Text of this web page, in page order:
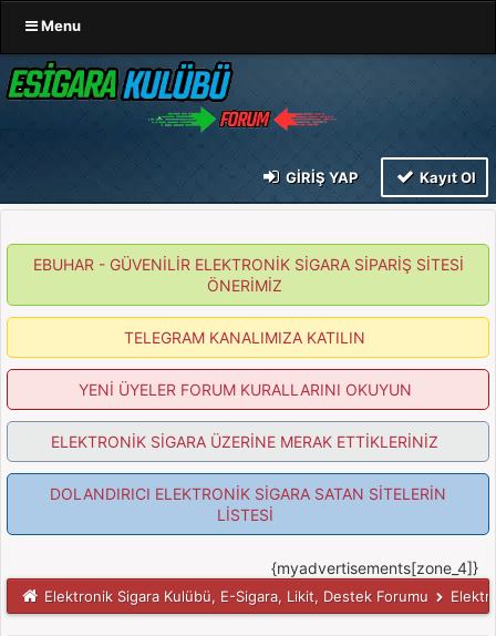
Menu
GIRIŞ YAP Kayıt Ol
EBUHAR - GÜVENİLİR ELEKTRONİK SİGARA SİPARİŞ SİTESİ
ÖNERİMİZ
TELEGRAM KANALIMIZA KATILIN
YENİ ÜYELER FORUM KURALLARINI OKUYUN
ELEKTRONİK SİGARA ÜZERİNE MERAK ETTİKLERİNİZ
DOLANDIRICI ELEKTRONİK SİGARA SATAN SİTELERİN
LİSTESİ
{myadvertisements[zone_4]}
Elektronik Sigara Kulübü, E-Sigara, Likit, Destek Forumu